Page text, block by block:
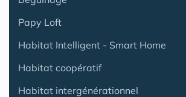
Papy Loft
Habitat Intelligent - Smart Home
Habitat coopératif
Habitat intergénérationnel